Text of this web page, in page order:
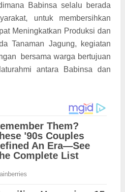
Babinsa selalu berada
untuk membersihkan
Meningkatkan Produksi dan
Tanaman Jagung, kegiatan
bersama warga bertujuan
antara Babinsa dan